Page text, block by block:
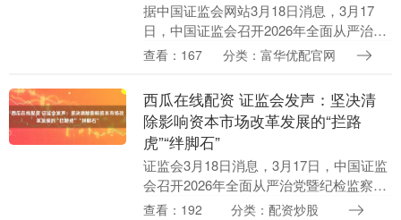
据中国证监会网站3月18日消息，3月17
日，中国证监会召开2026年全面从严治党
暨纪检监察工作会议，深入学习贯彻习近
重要讲话....
查看：167 分类：富华优配官网
西瓜在线配资 证监会发声：坚决清
除影响资本市场改革发展的“拦路
虎”“绊脚石”
证监会3月18日消息，3月17日，中国证监
会召开2026年全面从严治党暨纪检监察工
作会议，深入学习贯彻习近平总书记在二
查看：192 分类：配资炒股